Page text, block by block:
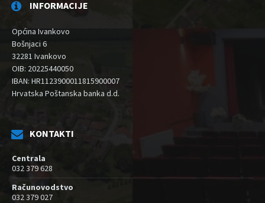
INFORMACIJE
Općina Ivankovo
Bošnjaci 6
32281 Ivankovo
OIB: 20225440050
IBAN: HR1123900011815900007
Hrvatska Poštanska banka d.d.
KONTAKTI
Centrala
032 379 628
Računovodstvo
032 379 027